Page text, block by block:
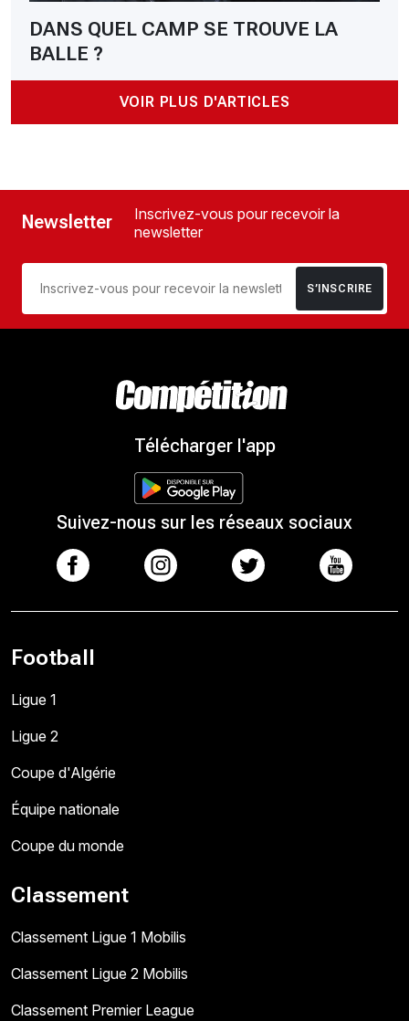
DANS QUEL CAMP SE TROUVE LA
BALLE ?
VOIR PLUS D'ARTICLES
Newsletter
Inscrivez-vous pour recevoir la
newsletter
S’INSCRIRE
Télécharger l'app
Suivez-nous sur les réseaux sociaux
Football
Ligue 1
Ligue 2
Coupe d'Algérie
Équipe nationale
Coupe du monde
Classement
Classement Ligue 1 Mobilis
Classement Ligue 2 Mobilis
Classement Premier League